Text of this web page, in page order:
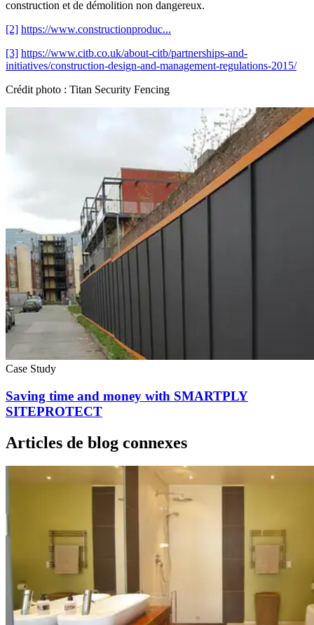
construction et de démolition non dangereux.
[2] https://www.constructionproduc...
[3] https://www.citb.co.uk/about-citb/partnerships-and-
initiatives/construction-design-and-management-regulations-2015/
Crédit photo : Titan Security Fencing
Case Study
Saving time and money with SMARTPLY
SITEPROTECT
Articles de blog connexes